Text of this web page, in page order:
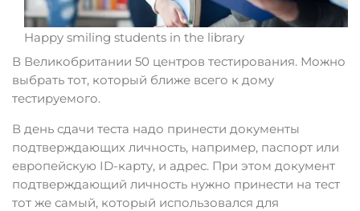
Happy smiling students in the library
В Великобритании 50 центров тестирования. Можно
выбрать тот, который ближе всего к дому
тестируемого.
В день сдачи теста надо принести документы
подтверждающих личность, например, паспорт или
европейскую ID-карту, и адрес. При этом документ
подтверждающий личность нужно принести на тест
тот же самый, который использовался для